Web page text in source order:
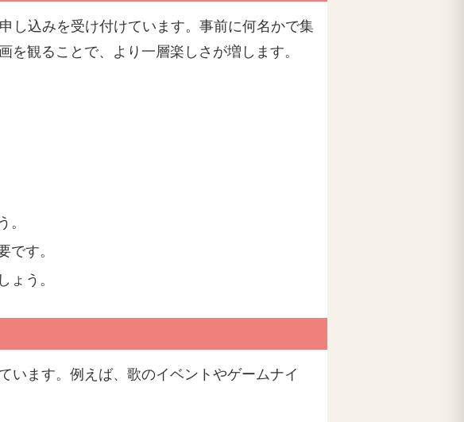
し込みを受け付けています。事前に何名かで集
観ることで、より一層楽しさが増します。
。
です。
ょう。
います。例えば、歌のイベントやゲームナイ